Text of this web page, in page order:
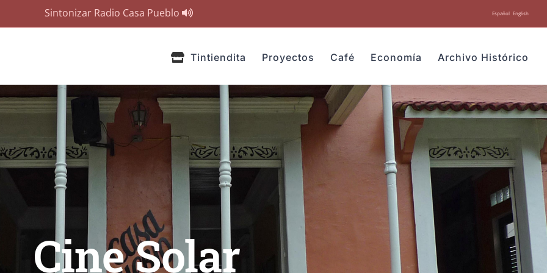
Sintonizar Radio Casa Pueblo Español English
Tintiendita Proyectos Café Economía Archivo Histórico
Cine Solar